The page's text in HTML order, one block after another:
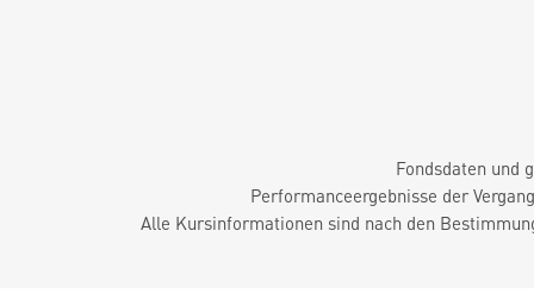
Fondsdaten und
Performanceergebnisse der
Alle Kursinformationen sind nach den